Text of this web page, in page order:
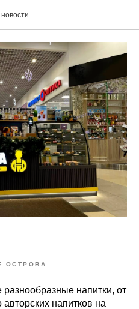
ОСТРОВА
напитки, от
авторских напитков на